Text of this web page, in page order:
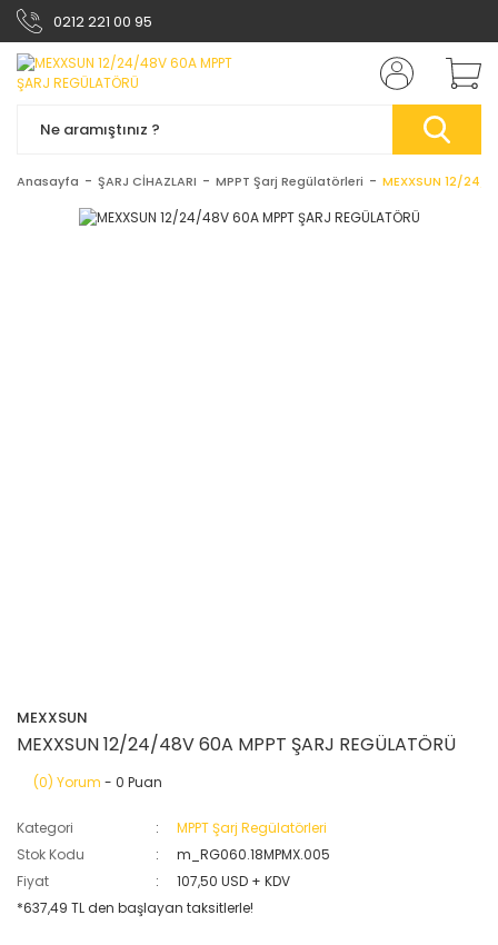
0212 221 00 95
Anasayfa ŞARJ CİHAZLARI MPPT Şarj Regülatörleri MEXXSUN 12/24/
MEXXSUN
MEXXSUN 12/24/48V 60A MPPT ŞARJ REGÜLATÖRÜ
(0) Yorum - 0 Puan
Kategori
MPPT Şarj Regülatörleri
Stok Kodu
m_RG060.18MPMX.005
Fiyat
107,50 USD + KDV
*637,49 TL den başlayan taksitlerle!